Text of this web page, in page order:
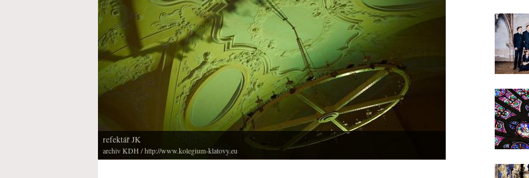
refektář JK
archiv KDH / http://www.kolegium-klatovy.eu